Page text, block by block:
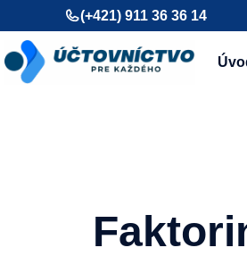
Preskočiť
na
obsah
(+421) 911 36 36 14